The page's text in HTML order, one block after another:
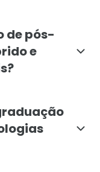
de pós-
e